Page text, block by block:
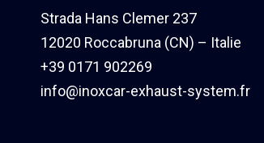
Strada Hans Clemer 237
12020 Roccabruna (CN) – Italie
+39 0171 902269
info@inoxcar-exhaust-system.fr